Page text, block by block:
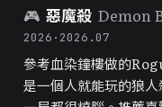
🎮 惡魔殺 Demon
2026 · 2026.07
參考血染鐘樓做的
是一個人就能玩的狼